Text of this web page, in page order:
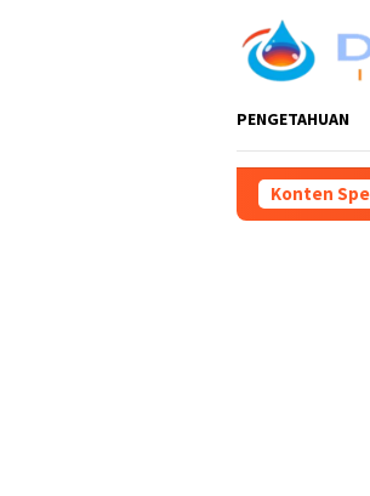
PENGETAHUAN
Konten
702, Ketua DPRD Supriadi: Harus Jadi